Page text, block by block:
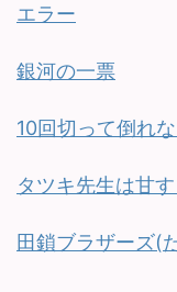
エラー
銀河の一票
10回切って倒れ
タツキ先生は甘す
田鎖ブラザーズ(